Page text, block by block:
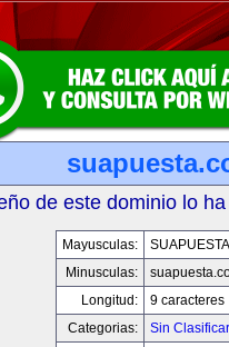
de este dominio lo
Mayusculas:
Minusculas:
Longitud:
9 caracteres
Categorias:
Sin Clasificar